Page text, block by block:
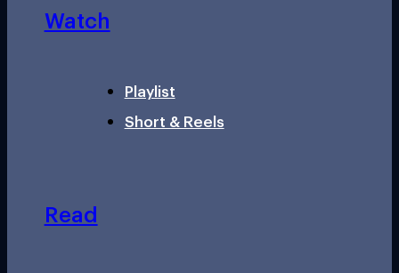
Watch
Playlist
Short & Reels
Read